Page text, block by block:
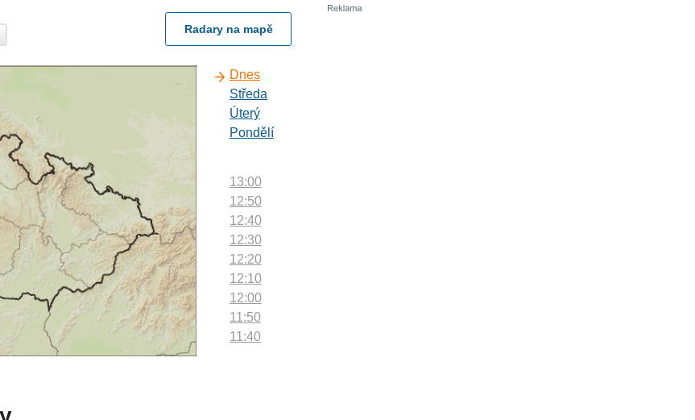
Radary na mapě
Dnes
Středa
Úterý
Pondělí
13:00
12:50
12:40
12:30
12:20
12:10
12:00
11:50
11:40